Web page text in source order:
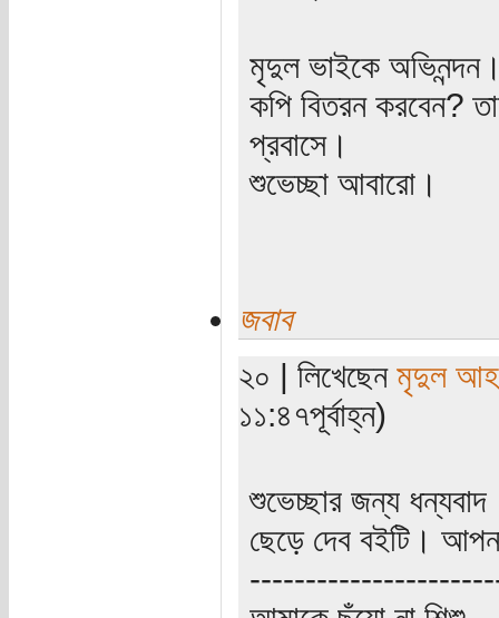
মৃদুল ভাইকে
কপি বিতরন করবেন?
প্রবাসে।
শুভেচ্ছা আবারো।
জবাব
২০ | লিখেছেন মৃদুল
১১:৪৭পূর্বাহ্ন)
শুভেচ্ছার জন্য
ছেড়ে দেব বইটি।